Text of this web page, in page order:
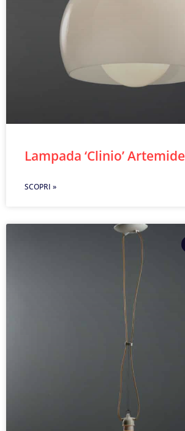
Lampada ‘Clinio’ Artemide
SCOPRI »